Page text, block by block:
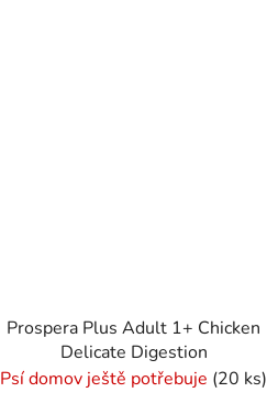
Prospera Plus Adult 1+ Chicken
Delicate Digestion
Psí domov ještě potřebuje (20 ks)